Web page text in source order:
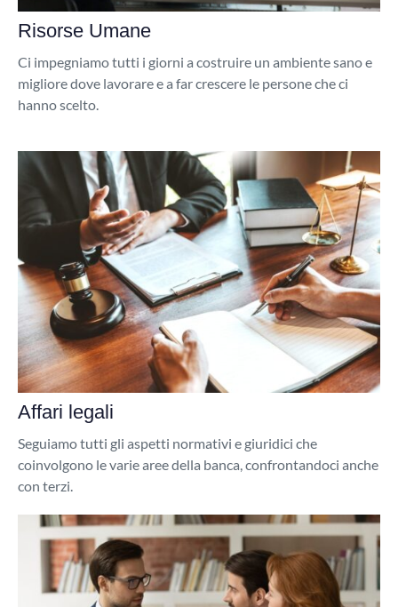
Risorse Umane
Ci impegniamo tutti i giorni a costruire un ambiente sano e
migliore dove lavorare e a far crescere le persone che ci
hanno scelto.
Affari legali
Seguiamo tutti gli aspetti normativi e giuridici che
coinvolgono le varie aree della banca, confrontandoci anche
con terzi.